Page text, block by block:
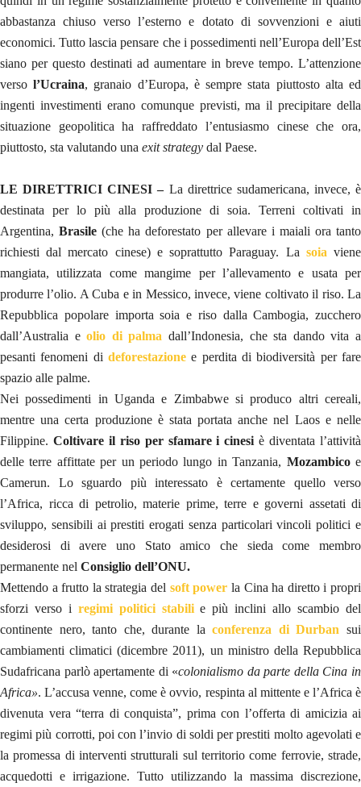
abbastanza chiuso verso l’esterno e dotato di sovvenzioni e aiuti
economici. Tutto lascia pensare che i possedimenti nell’Europa dell’Est
siano per questo destinati ad aumentare in breve tempo. L’attenzione
versol’Ucraina, granaio d’Europa, è sempre stata piuttosto alta ed
ingenti investimenti erano comunque previsti, ma il precipitare della
situazione geopolitica ha raffreddato l’entusiasmo cinese che ora,
piuttosto, sta valutando una exit strategy dal Paese.
LE DIRETTRICI CINESI –La direttrice sudamericana, invece, è
destinata per lo più alla produzione di soia. Terreni coltivati in
Argentina,Brasile (che ha deforestato per allevare i maiali ora tanto
richiesti dal mercato cinese) e soprattutto Paraguay. La soiaviene
mangiata, utilizzata come mangime per l’allevamento e usata per
produrre l’olio. A Cuba e in Messico, invece, viene coltivato il riso. La
Repubblica popolare importa soia e riso dalla Cambogia, zucchero
dall’Australia eolio di palmadall’Indonesia, che sta dando vita a
pesanti fenomeni di deforestazionee perdita di biodiversità per fare
spazio alle palme.
Nei possedimenti in Uganda e Zimbabwe si produco altri cereali,
mentre una certa produzione è stata portata anche nel Laos e nelle
Filippine. Coltivare il riso per sfamare i cinesi è diventata l’attività
delle terre affittate per un periodo lungo in Tanzania, Mozambicoe
Camerun. Lo sguardo più interessato è certamente quello verso
l’Africa, ricca di petrolio, materie prime, terre e governi assetati di
sviluppo, sensibili ai prestiti erogati senza particolari vincoli politici e
desiderosi di avere uno Stato amico che sieda come membro
permanente nel Consiglio dell’ONU.
Mettendo a frutto la strategia del soft power la Cina ha diretto i propri
sforzi verso i regimi politici stabili e più inclini allo scambio del
continente nero, tanto che, durante laconferenza di Durban sui
cambiamenti climatici (dicembre 2011), un ministro della Repubblica
Sudafricana parlò apertamente di «colonialismo da parte della Cina in
Africa». L’accusa venne, come è ovvio, respinta al mittente e l’Africa è
divenuta vera “terra di conquista”, prima con l’offerta di amicizia ai
regimi più corrotti, poi con l’invio di soldi per prestiti molto agevolati e
la promessa di interventi strutturali sul territorio come ferrovie, strade,
acquedotti e irrigazione. Tutto utilizzando la massima discrezione,